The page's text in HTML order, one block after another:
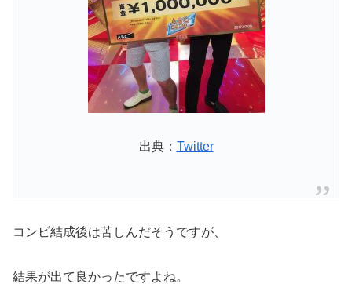
出典： Twitter
コンビ結成後は苦しんだそうですが、
結果が出て良かったですよね。